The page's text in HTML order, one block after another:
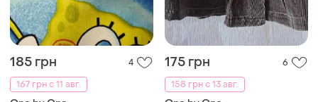
185 грн
4
167 грн с 11 авг.
175 грн
6
158 грн с 13 авг.